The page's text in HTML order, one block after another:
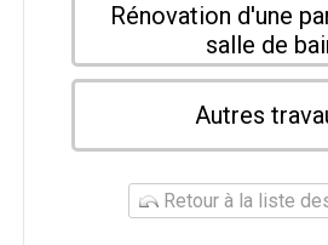
Rénovation d'une
salle de
Autres
Retour à la liste